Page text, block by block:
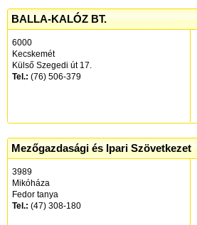
BALLA-KALÓZ BT.
6000
Kecskemét
Külső Szegedi út 17.
Tel.: (76) 506-379
Mezőgazdasági és Ipari Szövetkezet
3989
Mikóháza
Fedor tanya
Tel.: (47) 308-180